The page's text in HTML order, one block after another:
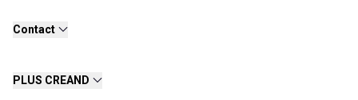
Contact
PLUS CREAND